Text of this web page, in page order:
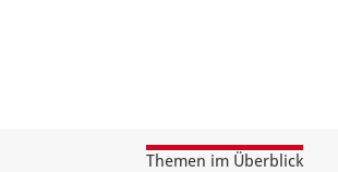
Themen im Überblick